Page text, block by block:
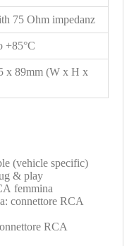
75 Ohm impedanz
+85°C
x 89mm (W x H x
(vehicle specific)
& play
femmina
connettore RCA
RCA